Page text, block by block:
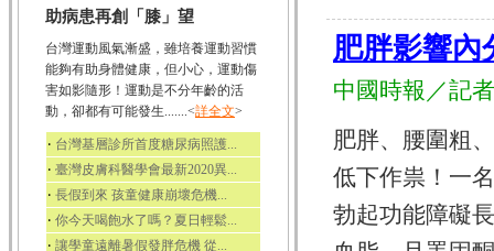
助病患再創「膝」望
台灣運動風氣漸盛，雖培養運動習慣
能夠有助身體健康，但小心，運動傷
害如影隨形！運動是不分年齡的活
動，卻都有可能發生.......<詳全文>
‧ 台灣基層診所首度糖尿病照護...
‧ 臺灣皮膚科醫學會最新2020異...
‧ 長假到來 孩童健康崩壞危機...
‧ 你今天喝飽水了嗎？夏日輕鬆...
‧ 讓學童遠離暑假發胖危機 從...
肥胖影響內
中國時報／記
肥胖、腰圍粗
低下作祟！一
勃起功能障礙